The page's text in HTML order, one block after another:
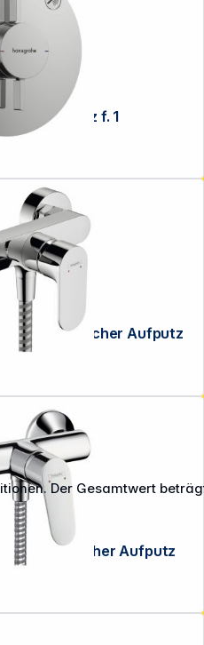
Der Gesamtwert
f. 1
Aufputz
des Herstellers /
19% Mwst.
Mehrwertsteuer zzgl.
.